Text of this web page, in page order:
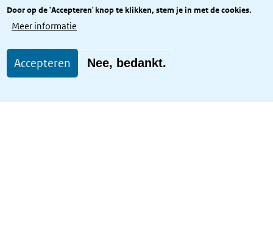
Door op de 'Accepteren' knop te klikken, stem je in met de cookies.
Meer informatie
Accepteren Nee, bedankt.
Toegang site openbaar
Toegankelijkheid